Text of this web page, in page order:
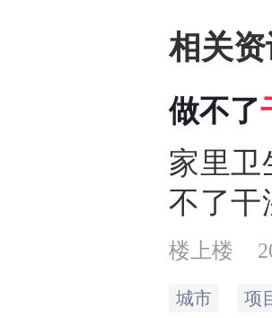
相关
做不了
要把握
家里卫
不了干
就不做
于小
楼上楼
城市 项